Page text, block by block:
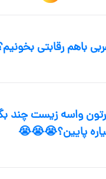
باهم رقابتی
واسه زیست چند